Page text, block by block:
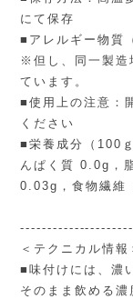
にて保存
■アレルギー物質
※但し、同一製造
ています。
■使用上の注意：
ください
■栄養成分（100
んぱく質 0.0g，
0.03g，食物繊維
＜テクニカル情報
■味付けには、濃
そのまま飲める濃